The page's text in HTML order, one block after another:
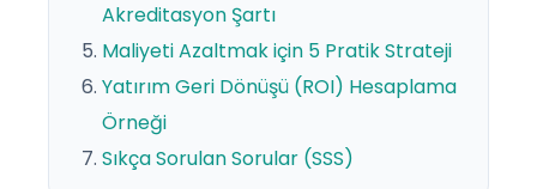
Akreditasyon Şartı
Maliyeti Azaltmak için 5 Pratik Strateji
Yatırım Geri Dönüşü (ROI) Hesaplama
Örneği
Sıkça Sorulan Sorular (SSS)